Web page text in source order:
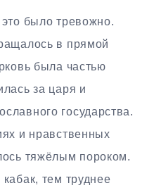
было тревожно.
в прямой
была частью
за царя и
государства.
и нравственных
тяжёлым пороком.
тем труднее